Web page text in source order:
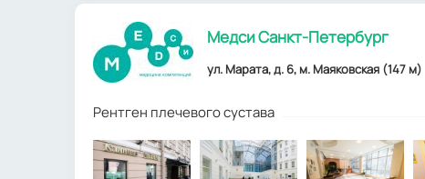
Медси Санкт-Петербург
ул. Марата, д. 6, м. Маяковская (147 м)
Рентген плечевого сустава